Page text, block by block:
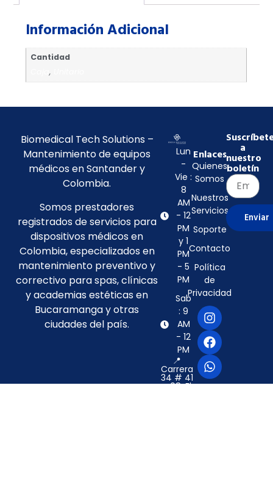
Información Adicional
Cantidad
Caja,
Biomedical Tech Solutions –
Mantenimiento de equipos
médicos en Santander y
Colombia.
Somos prestadores
registrados de servicios para
dispositivos médicos en
Colombia, especializados en
mantenimiento preventivo y
correctivo para spas, clínicas
y academias estéticas en
Bucaramanga y otras
ciudades del país.
Lun
-
Vie :
8
AM
- 12
PM
y 1
PM
- 5
PM
Sab
: 9
AM
- 12
PM
📍
Carrera
34 # 41
- 08, El
Enlaces
Quienes
Somos
Nuestros
Servicios
Soporte
Contacto
Política
de
Privacidad
a
nuestro
boletín
Enviar